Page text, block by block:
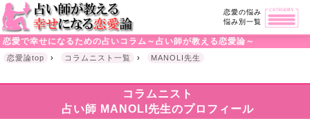
恋愛の悩み
悩み別一覧
恋愛で幸せになるための占いコラム～占い師が教える恋愛論～
恋愛論top › コラムニスト一覧 › MANOLI先生
コラムニスト
占い師 MANOLI先生のプロフィール